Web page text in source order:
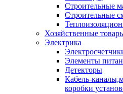
Строительные
Строительные
Хозяйственные
Электрика
Элементы
Детекторы
Кабель-
коробки